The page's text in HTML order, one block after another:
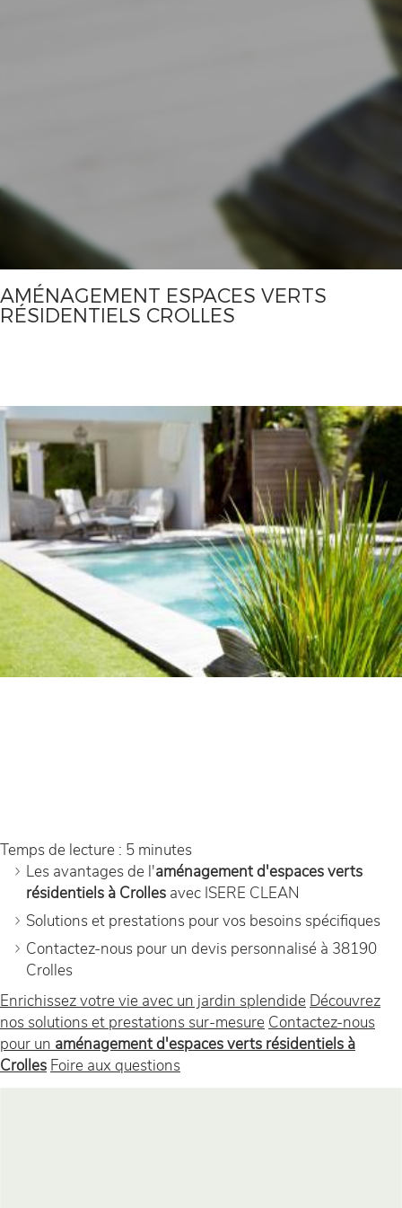
AMÉNAGEMENT ESPACES VERTS
RÉSIDENTIELS CROLLES
Temps de lecture : 5 minutes
Les avantages de l'aménagement d'espaces verts
résidentiels à Crolles avec ISERE CLEAN
Solutions et prestations pour vos besoins spécifiques
Contactez-nous pour un devis personnalisé à 38190
Crolles
Enrichissez votre vie avec un jardin splendide Découvrez
nos solutions et prestations sur-mesure Contactez-nous
pour un aménagement d'espaces verts résidentiels à
Crolles Foire aux questions